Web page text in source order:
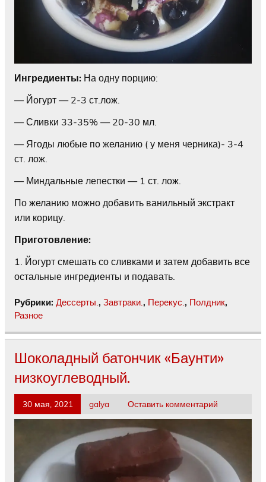
Ингредиенты: На одну порцию:
— Йогурт — 2-3 ст.лож.
— Сливки 33-35% — 20-30 мл.
— Ягоды любые по желанию ( у меня черника)- 3-4
ст. лож.
— Миндальные лепестки — 1 ст. лож.
По желанию можно добавить ванильный экстракт
или корицу.
Приготовление:
1. Йогурт смешать со сливками и затем добавить все
остальные ингредиенты и подавать.
Рубрики: Дессерты., Завтраки., Перекус., Полдник,
Разное
Шоколадный батончик «Баунти»
низкоуглеводный.
30 мая, 2021 galya Оставить комментарий